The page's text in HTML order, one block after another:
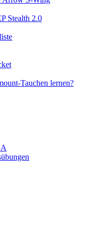
Stealth 2.0
Tauchen lernen?